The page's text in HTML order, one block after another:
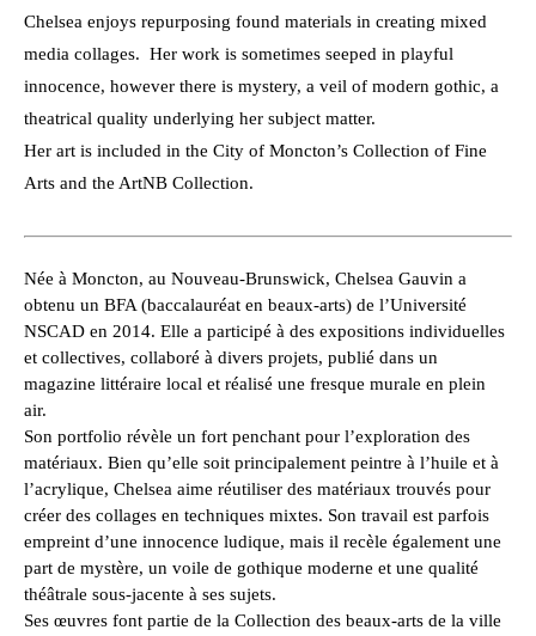
Chelsea enjoys repurposing found materials in creating mixed
media collages.  Her work is sometimes seeped in playful
innocence, however there is mystery, a veil of modern gothic, a
theatrical quality underlying her subject matter.
Her art is included in the City of Moncton’s Collection of Fine
Arts and the ArtNB Collection.
Née à Moncton, au Nouveau-Brunswick, Chelsea Gauvin a
obtenu un BFA (baccalauréat en beaux-arts) de l’Université
NSCAD en 2014. Elle a participé à des expositions individuelles
et collectives, collaboré à divers projets, publié dans un
magazine littéraire local et réalisé une fresque murale en plein
air.
Son portfolio révèle un fort penchant pour l’exploration des
matériaux. Bien qu’elle soit principalement peintre à l’huile et à
l’acrylique, Chelsea aime réutiliser des matériaux trouvés pour
créer des collages en techniques mixtes. Son travail est parfois
empreint d’une innocence ludique, mais il recèle également une
part de mystère, un voile de gothique moderne et une qualité
théâtrale sous-jacente à ses sujets.
Ses œuvres font partie de la Collection des beaux-arts de la ville